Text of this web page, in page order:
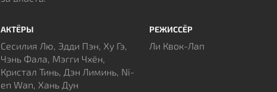
АКТЁРЫ
Сесилия Лю, Эдди Пэн, Ху Гэ,
Чэнь Фала, Мэгги Чхён,
Кристал Тинь, Дэн Лиминь, Ni-
en Wan, Хань Дун
РЕЖИССЁР
Ли Квок-Лап